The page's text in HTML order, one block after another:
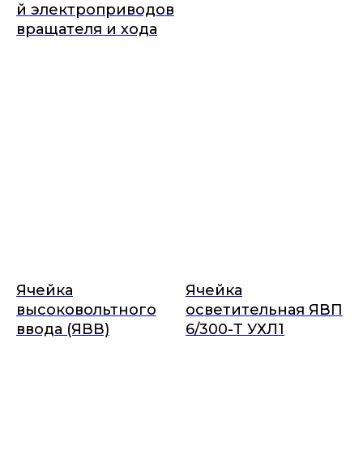
й электроприводов
вращателя и хода
Ячейка
высоковольтного
ввода (ЯВВ)
Ячейка
осветительная ЯВП
6/300-Т УХЛ1